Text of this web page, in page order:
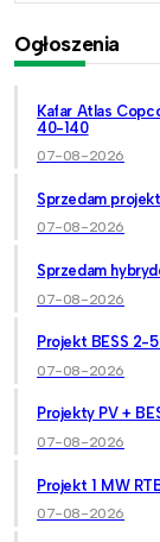
Ogłoszenia
Kafar Atlas
40-140
07-08-2026
Sprzedam
07-08-2026
Sprzedam
07-08-2026
Projekt BESS 2-
07-08-2026
Projekty PV +
07-08-2026
Projekt 1 MW
07-08-2026